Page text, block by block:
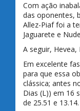
Com ação
das oponentes,
Allez-Piaf foi a
Jaguarete e
A seguir,
Em excelente
para que essa
clássica; antes
Dias (L)) em 16
de 25.51 e 13.14.